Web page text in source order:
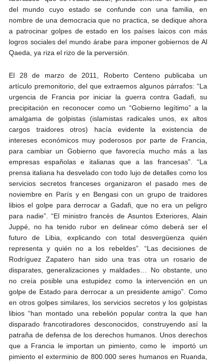
del mundo cuyo estado se confunde con una familia, en
nombre de una democracia que no practica, se dedique ahora
a patrocinar golpes de estado en los países laicos con más
logros sociales del mundo árabe para imponer gobiernos de Al
Qaeda, ya riza el rizo de la perversión.
El 28 de marzo de 2011, Roberto Centeno publicaba un
artículo premonitorio, del que extraemos algunos párrafos: “La
urgencia de Francia por iniciar la guerra contra Gadafi, su
precipitación en reconocer como un “Gobierno legítimo” a la
amalgama de golpistas (islamistas radicales unos, ex altos
cargos traidores otros) hacía evidente la existencia de
intereses económicos muy poderosos por parte de Francia,
para cambiar un Gobierno que favorecía mucho más a las
empresas españolas e italianas que a las francesas”. “La
prensa italiana ha desvelado con todo lujo de detalles como los
servicios secretos franceses organizaron el pasado mes de
noviembre en París y en Bengasi con un grupo de traidores
libios el golpe para derrocar a Gadafi, que no era un peligro
para nadie”. “El ministro francés de Asuntos Exteriores, Alain
Juppé, no ha tenido rubor en delinear cómo deberá ser el
futuro de Libia, explicando con total desvergüenza quién
representa y quién no a los rebeldes”. “Las decisiones de
Rodríguez Zapatero han sido una tras otra un rosario de
disparates, generalizaciones y maldades… No obstante, uno
no creía posible una estupidez como la intervención en un
golpe de Estado para derrocar a un presidente amigo”. Como
en otros golpes similares, los servicios secretos y los golpistas
libios “han montado una rebelión popular contra la que han
disparado francotiradores desconocidos, construyendo así la
patraña de defensa de los derechos humanos. Unos derechos
que a Francia le importan un pimiento, como le importó un
pimiento el exterminio de 800.000 seres humanos en Ruanda,